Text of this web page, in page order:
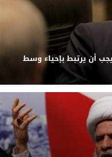
أن يرتبط بإحياء وسط